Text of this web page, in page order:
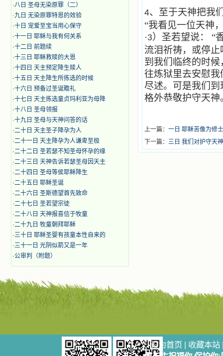
·八日 圣母无染原罪（二）
·九日 无染原罪特恩的效验
·十日 宠爱至宝当用心保守
·十一日 耶稣与我有何关系
·十二日 前题续
·十三日 耶稣救赎的大恩
·十四日 天主预定降生赎人
·十五日 天主降生所拣选的时候
·十六日 预备过圣诞瞻礼
·十七日 天主拣选童贞玛利亚为母降
·十八日 圣母领报
·十九日 圣母与天神问答的话
·二十日 天主圣子降孕为人
·二十一日 天主降孕为人谦卑至极
·二十二日 圣若瑟不知圣母怀孕的缘
·二十三日 天神告诉若瑟圣母因天主
·二十四日 圣母等侯耶稣降生
·二十五日 耶稣圣诞
·二十六日 圣斯德望首先致命
·二十七日 圣若望宗徒
·二十八日 天神报喜信于牧童
·二十九日 牧童朝拜耶稣
·三十日 耶稣圣婴有孩童本性自来的
·三十一日 光阴似箭又是一年
·公审判（附题）
4、至于天神把我
“我看见一位天神
·3）圣若望说：
“
流泪祈祷，或停
到我们临终的时
往炼狱里去安慰
尽述。可是我们
格外恭敬护守天神
上一篇： 一日 耶稣苦像为修
下一篇： 三日 我们对护守天
设为首页 | 收藏本站